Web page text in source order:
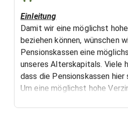
Einleitung
Damit wir eine möglichst
beziehen können, wünschen
Pensionskassen eine
unseres Alterskapitals. Viele
dass die Pensionskassen
Um eine möglichst hohe